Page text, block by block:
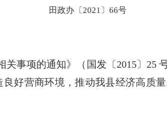
田政办〔2021〕66号
项的通知》（国发〔2015〕25
好营商环境，推动我县经济高质